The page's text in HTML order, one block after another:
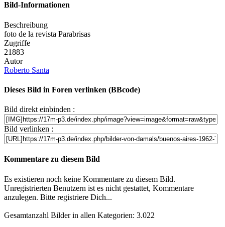
Bild-Informationen
Beschreibung
foto de la revista Parabrisas
Zugriffe
21883
Autor
Roberto Santa
Dieses Bild in Foren verlinken (BBcode)
Bild direkt einbinden :
Bild verlinken :
Kommentare zu diesem Bild
Es existieren noch keine Kommentare zu diesem Bild.
Unregistrierten Benutzern ist es nicht gestattet, Kommentare
anzulegen. Bitte registriere Dich...
Gesamtanzahl Bilder in allen Kategorien: 3.022